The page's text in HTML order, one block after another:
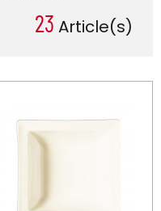
23 Article(s)